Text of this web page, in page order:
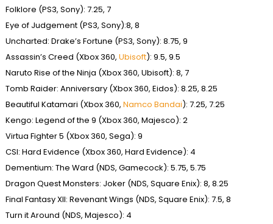
Folklore (PS3, Sony): 7.25, 7
Eye of Judgement (PS3, Sony):8, 8
Uncharted: Drake’s Fortune (PS3, Sony): 8.75, 9
Assassin’s Creed (Xbox 360, Ubisoft): 9.5, 9.5
Naruto Rise of the Ninja (Xbox 360, Ubisoft): 8, 7
Tomb Raider: Anniversary (Xbox 360, Eidos): 8.25, 8.25
Beautiful Katamari (Xbox 360, Namco Bandai): 7.25, 7.25
Kengo: Legend of the 9 (Xbox 360, Majesco): 2
Virtua Fighter 5 (Xbox 360, Sega): 9
CSI: Hard Evidence (Xbox 360, Hard Evidence): 4
Dementium: The Ward (NDS, Gamecock): 5.75, 5.75
Dragon Quest Monsters: Joker (NDS, Square Enix): 8, 8.25
Final Fantasy XII: Revenant Wings (NDS, Square Enix): 7.5, 8
Turn it Around (NDS, Majesco): 4